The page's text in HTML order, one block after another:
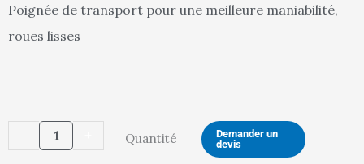
Poignée de transport pour une meilleure maniabilité,
roues lisses
quantité
de
Quantité
Demander un
devis